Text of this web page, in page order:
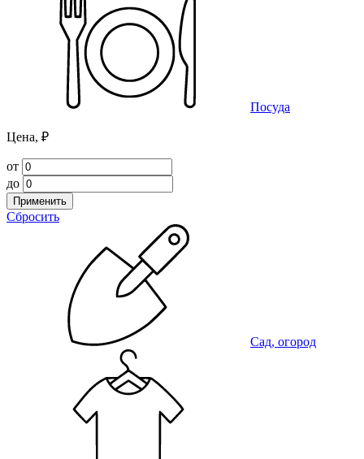
Посуда
Цена, ₽
от
до
Применить
Сбросить
Сад, огород